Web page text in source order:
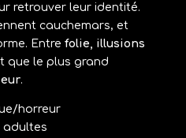
retrouver leur identité.
cauchemars, et
Entre folie, illusions
que le plus grand
.
horreur
adultes